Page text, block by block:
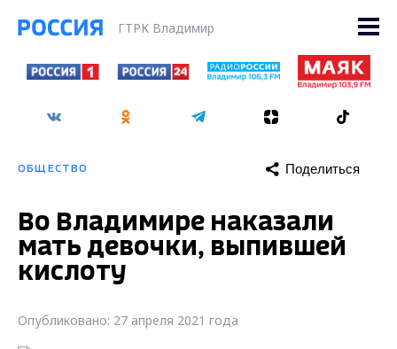
ГТРК Владимир
ОБЩЕСТВО Поделиться
Во Владимире наказали
мать девочки, выпившей
кислоту
Опубликовано: 27 апреля 2021 года